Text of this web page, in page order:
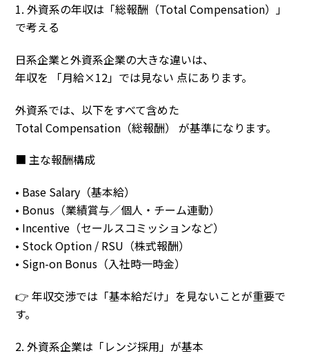
1. 外資系の年収は「総報酬（Total Compensation）」
で考える
日系企業と外資系企業の大きな違いは、
年収を 「月給×12」では見ない 点にあります。
外資系では、以下をすべて含めた
Total Compensation（総報酬） が基準になります。
■ 主な報酬構成
• Base Salary（基本給）
• Bonus（業績賞与／個人・チーム連動）
• Incentive（セールスコミッションなど）
• Stock Option / RSU（株式報酬）
• Sign-on Bonus（入社時一時金）
👉 年収交渉では「基本給だけ」を見ないことが重要で
す。
2. 外資系企業は「レンジ採用」が基本